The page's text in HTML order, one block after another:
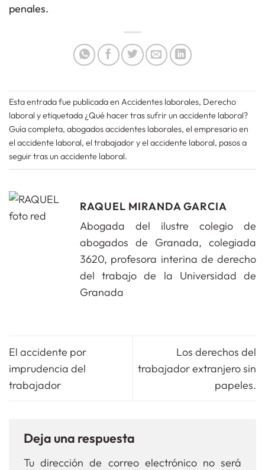
penales.
Esta entrada fue publicada en Accidentes laborales, Derecho
laboral y etiquetada ¿Qué hacer tras sufrir un accidente laboral?
Guía completa, abogados accidentes laborales, el empresario en
el accidente laboral, el trabajador y el accidente laboral, pasos a
seguir tras un accidente laboral.
RAQUEL MIRANDA GARCIA
Abogada del ilustre colegio de
abogados de Granada, colegiada
3620, profesora interina de derecho
del trabajo de la Universidad de
Granada
El accidente por
imprudencia del
trabajador
Los derechos del
trabajador extranjero sin
papeles.
Deja una respuesta
Tu dirección de correo electrónico no será